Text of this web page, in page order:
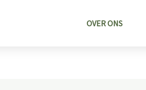
OVER ONS